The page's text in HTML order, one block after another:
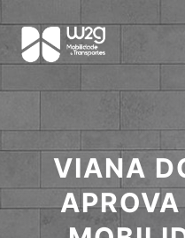
VIANA